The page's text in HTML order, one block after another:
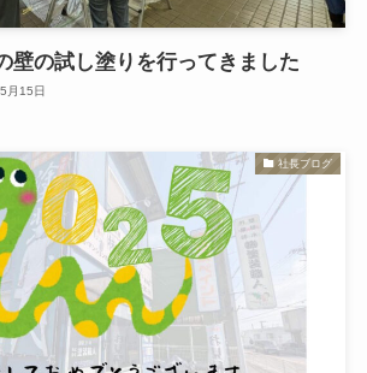
壁の試し塗りを行ってきました
月15日
社長ブログ